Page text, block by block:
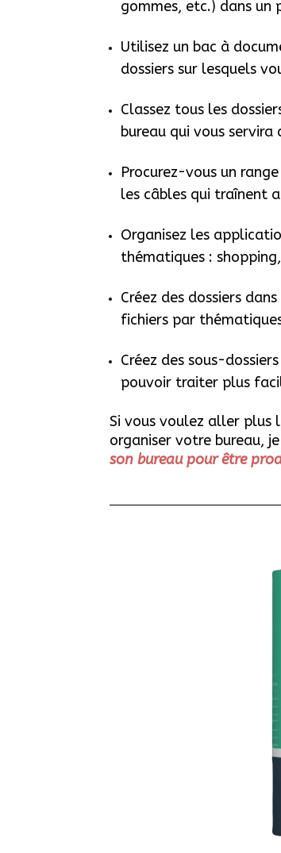
gommes, etc.) dans un
Utilisez un bac à
dossiers sur lesquels
Classez tous les
bureau qui vous servira
Procurez-vous un
les câbles qui traînent
Organisez les
thématiques :
Créez des dossiers
fichiers par
Créez des sous-
pouvoir traiter plus
Si vous voulez aller plus
organiser votre bureau,
son bureau pour être